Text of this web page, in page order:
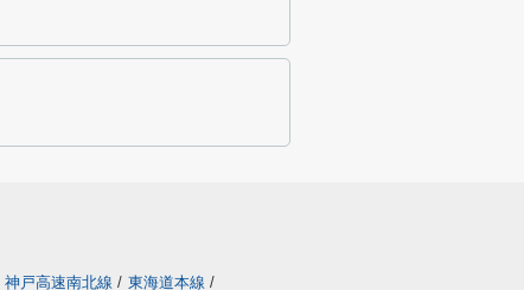
神戸高速南北線 / 東海道本線 /